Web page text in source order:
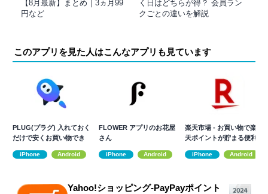
【8月最新】まとめ｜3ヵ月99
円など
く日はどちらが得？ 会員ラン
クごとの違いを解説
このアプリを見た人はこんなアプリも見ています
PLUG(プラグ) 入れておく
だけで安くお買い物でき
iPhone Android
FLOWER アプリのお花屋
さん
iPhone Android
楽天市場 - お買い物で楽
天ポイントが貯まる便利
iPhone Android
Yahoo!ショッピング-PayPayポイント